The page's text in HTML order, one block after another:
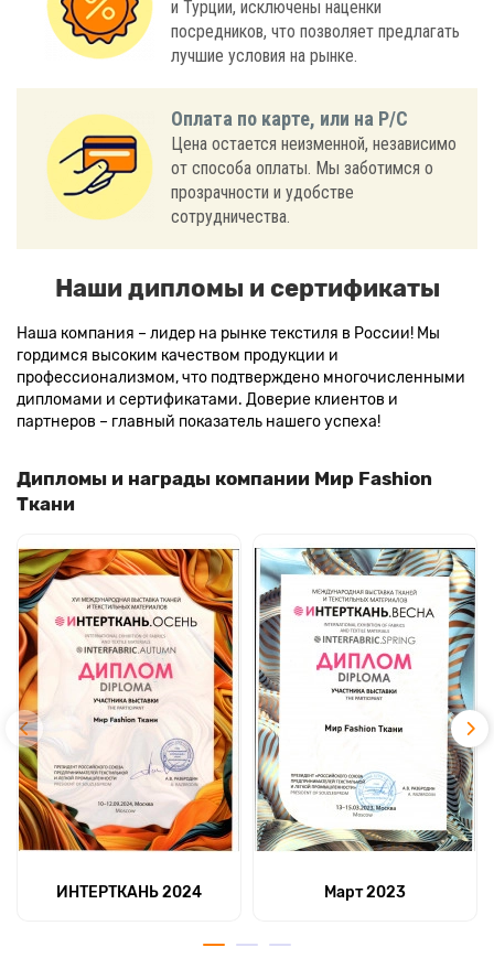
и Турции, исключены наценки
посредников, что позволяет предлагать
лучшие условия на рынке.
Оплата по карте, или на Р/С
Цена остается неизменной, независимо
от способа оплаты. Мы заботимся о
прозрачности и удобстве
сотрудничества.
Наши дипломы и сертификаты
Наша компания – лидер на рынке текстиля в России! Мы
гордимся высоким качеством продукции и
профессионализмом, что подтверждено многочисленными
дипломами и сертификатами. Доверие клиентов и
партнеров – главный показатель нашего успеха!
Дипломы и награды компании Мир Fashion
Ткани
ИНТЕРТКАНЬ 2024 Март 2023